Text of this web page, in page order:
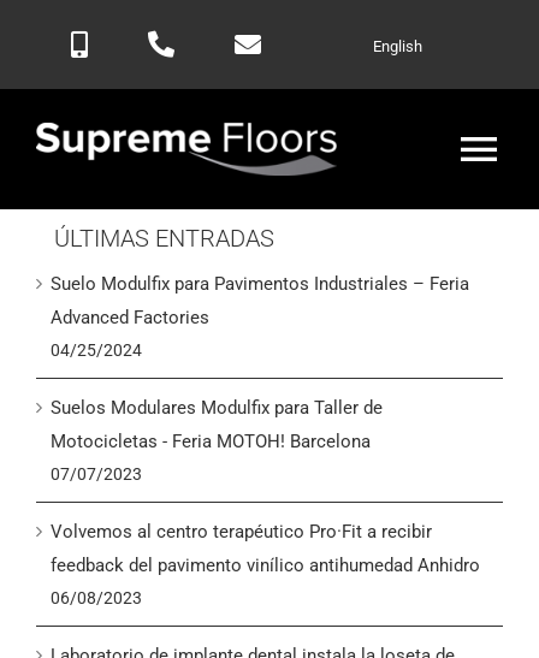
English
Inicio
Productos
Contactar
English
ÚLTIMAS ENTRADAS
Suelo Modulfix para Pavimentos Industriales – Feria
Advanced Factories
04/25/2024
Suelos Modulares Modulfix para Taller de
Motocicletas - Feria MOTOH! Barcelona
07/07/2023
Volvemos al centro terapéutico Pro·Fit a recibir
feedback del pavimento vinílico antihumedad Anhidro
06/08/2023